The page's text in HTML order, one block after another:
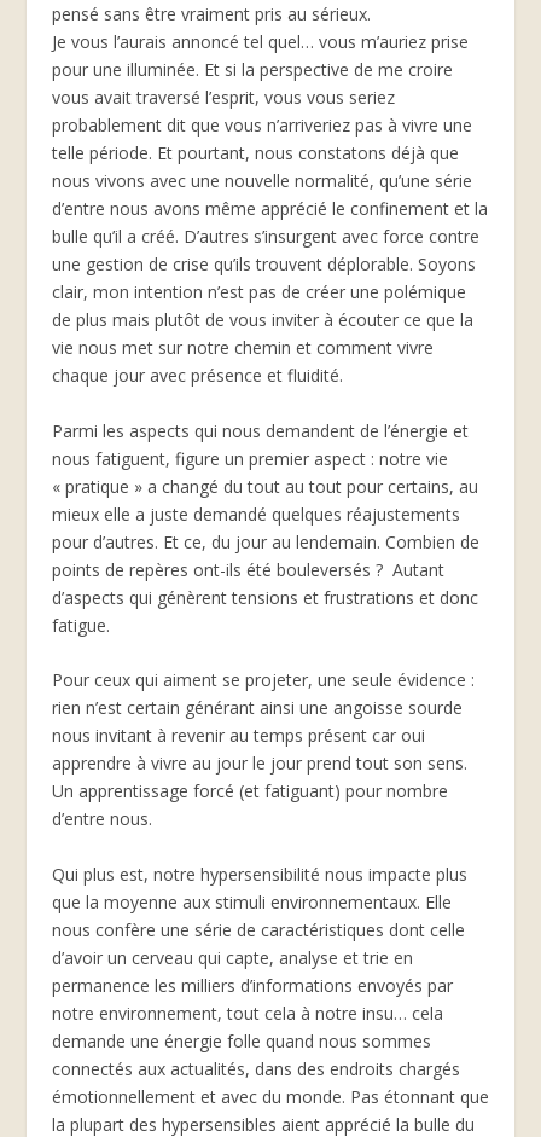
pensé sans être vraiment pris au sérieux.
Je vous l’aurais annoncé tel quel… vous m’auriez prise
pour une illuminée. Et si la perspective de me croire
vous avait traversé l’esprit, vous vous seriez
probablement dit que vous n’arriveriez pas à vivre une
telle période. Et pourtant, nous constatons déjà que
nous vivons avec une nouvelle normalité, qu’une série
d’entre nous avons même apprécié le confinement et la
bulle qu’il a créé. D’autres s’insurgent avec force contre
une gestion de crise qu’ils trouvent déplorable. Soyons
clair, mon intention n’est pas de créer une polémique
de plus mais plutôt de vous inviter à écouter ce que la
vie nous met sur notre chemin et comment vivre
chaque jour avec présence et fluidité.
Parmi les aspects qui nous demandent de l’énergie et
nous fatiguent, figure un premier aspect : notre vie
« pratique » a changé du tout au tout pour certains, au
mieux elle a juste demandé quelques réajustements
pour d’autres. Et ce, du jour au lendemain. Combien de
points de repères ont-ils été bouleversés ? Autant
d’aspects qui génèrent tensions et frustrations et donc
fatigue.
Pour ceux qui aiment se projeter, une seule évidence :
rien n’est certain générant ainsi une angoisse sourde
nous invitant à revenir au temps présent car oui
apprendre à vivre au jour le jour prend tout son sens.
Un apprentissage forcé (et fatiguant) pour nombre
d’entre nous.
Qui plus est, notre hypersensibilité nous impacte plus
que la moyenne aux stimuli environnementaux. Elle
nous confère une série de caractéristiques dont celle
d’avoir un cerveau qui capte, analyse et trie en
permanence les milliers d’informations envoyés par
notre environnement, tout cela à notre insu… cela
demande une énergie folle quand nous sommes
connectés aux actualités, dans des endroits chargés
émotionnellement et avec du monde. Pas étonnant que
la plupart des hypersensibles aient apprécié la bulle du